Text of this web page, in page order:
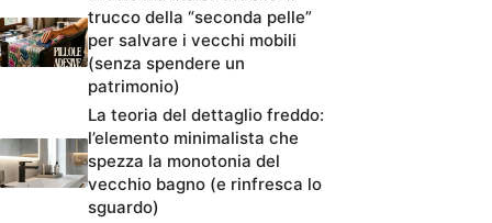
trucco della “seconda pelle”
per salvare i vecchi mobili
(senza spendere un
patrimonio)
La teoria del dettaglio freddo:
l’elemento minimalista che
spezza la monotonia del
vecchio bagno (e rinfresca lo
sguardo)